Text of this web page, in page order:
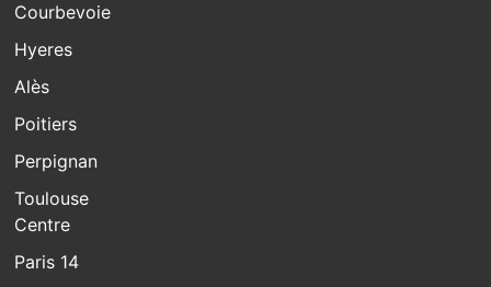
Courbevoie
Hyeres
Alès
Poitiers
Perpignan
Toulouse
Centre
Paris 14